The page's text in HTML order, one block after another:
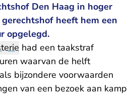
Den Haag in hoger
heeft hem een
opgelegd.
had een taakstraf
waarvan de helft
bijzondere voorwaarden
van een bezoek aan kamp